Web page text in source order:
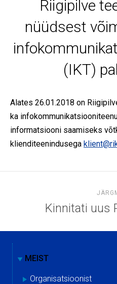
Riigipilve
nüüdsest
(IKT)
Alates 26.01.2018 on
ka
informatsiooni saamiseks
klienditeenindusega
Kinnitati uus
MEIST
Organisatsioonist